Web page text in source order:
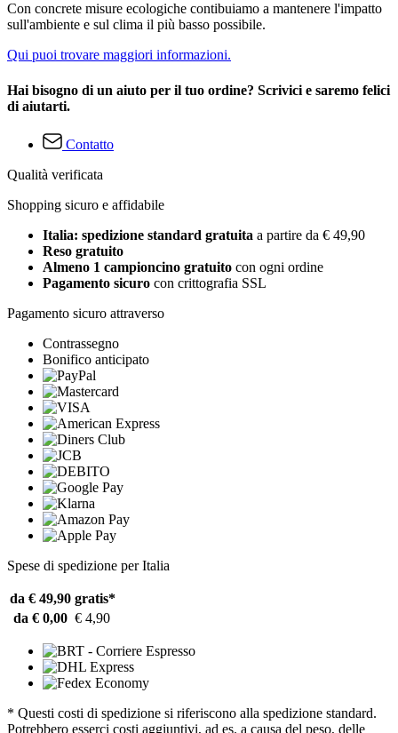
Con concrete misure ecologiche contibuiamo a mantenere l'impatto
sull'ambiente e sul clima il più basso possibile.
Qui puoi trovare maggiori informazioni.
Hai bisogno di un aiuto per il tuo ordine? Scrivici e saremo felici
di aiutarti.
Contatto
Qualità verificata
Shopping sicuro e affidabile
Italia: spedizione standard gratuita a partire da € 49,90
Reso gratuito
Almeno 1 campioncino gratuito con ogni ordine
Pagamento sicuro con crittografia SSL
Pagamento sicuro attraverso
Contrassegno
Bonifico anticipato
Spese di spedizione per Italia
da € 49,90 gratis*
da € 0,00 € 4,90
* Questi costi di spedizione si riferiscono alla spedizione standard.
Potrebbero esserci costi aggiuntivi, ad es. a causa del peso, delle